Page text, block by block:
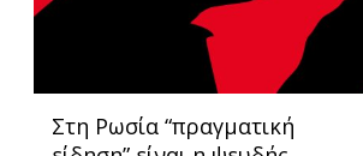
Στη Ρωσία “πραγματική